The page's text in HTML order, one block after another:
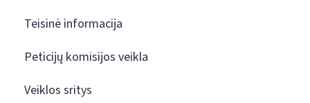
Teisinė informacija
Peticijų komisijos veikla
Veiklos sritys